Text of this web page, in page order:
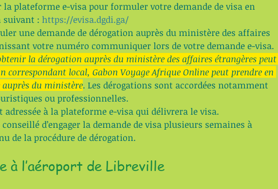
la plateforme e-visa pour formuler votre demande de visa en
: https://evisa.dgdi.ga/
une demande de dérogation auprès du ministère des affaires
votre numéro communiquer lors de votre demande e-visa.
la dérogation auprès du ministère des affaires étrangères peut
correspondant local, Gabon Voyage Afrique Online peut prendre en
auprès du ministère. Les dérogations sont accordées notamment
ou professionnelles.
adressée à la plateforme e-visa qui délivrera le visa.
d’engager la demande de visa plusieurs semaines à
de la procédure de dérogation.
à l’aéroport de Libreville